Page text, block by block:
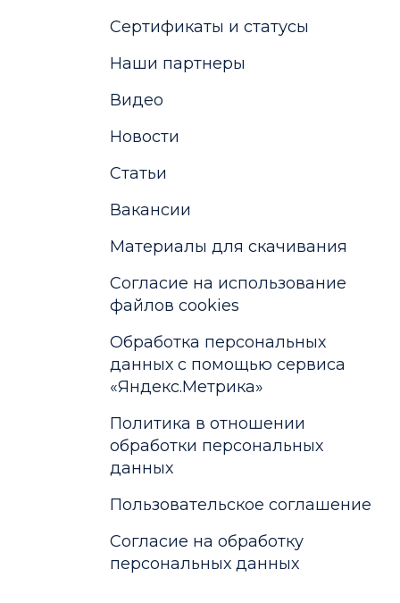
Сертификаты и статусы
Наши партнеры
Видео
Новости
Статьи
Вакансии
Материалы для скачивания
Cогласие на использование
файлов cookies
Обработка персональных
данных с помощью сервиса
«Яндекс.Метрика»
Политика в отношении
обработки персональных
данных
Пользовательское соглашение
Согласие на обработку
персональных данных